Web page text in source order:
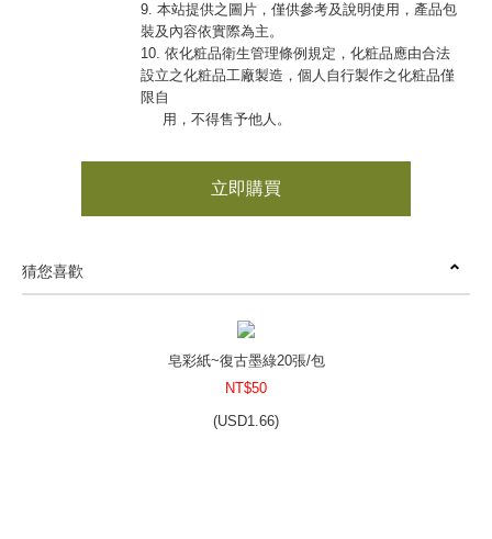
9. 本站提供之圖片，僅供參考及說明使用，產品包
裝及內容依實際為主。
10. 依化粧品衛生管理條例規定，化粧品應由合法
設立之化粧品工廠製造，個人自行製作之化粧品僅
限自
用，不得售予他人。
立即購買
猜您喜歡
皂彩紙~復古墨綠20張/包
NT$50
(USD1.66)